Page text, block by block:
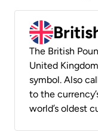
The British
United
symbol. Also
to the
world’s oldest